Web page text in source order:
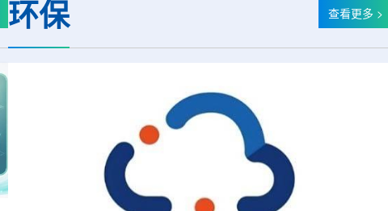
务通常与放射性药物制备、分
和核医学诊断应用密切相关。
生产前的最后阶段，预计将在
年下半年交...
均已纳入其供应范围。据韩国卫生福
利部国家癌症登记处数据，2023年
向治疗的日益普及，对前列腺癌治...
环保 查看更多 >